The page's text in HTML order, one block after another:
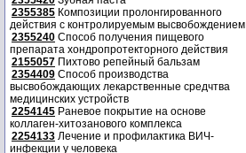
2355385 Композиции пролонгированного
действия с контролируемым высвобождением
2355240 Способ получения пищевого
препарата хондропротекторного действия
2155057 Пихтово репейный бальзам
2354409 Способ производства
высвобождающих лекарственные средчтва
медицинских устройств
2254145 Раневое покрытие на основе
коллаген-хитозанового комплекса
2254133 Лечение и профилактика ВИЧ-
инфекции у человека